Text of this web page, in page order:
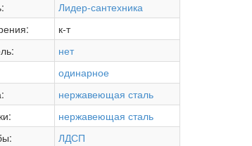
Лидер-сантехника
к-т
нет
одинарное
нержавеющая сталь
нержавеющая сталь
ЛДСП